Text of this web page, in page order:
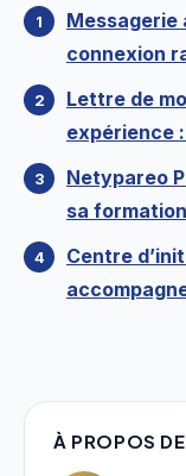
Messagerie
connexion
Lettre de
expérience
Netypareo
sa formation
Centre
À PROPOS